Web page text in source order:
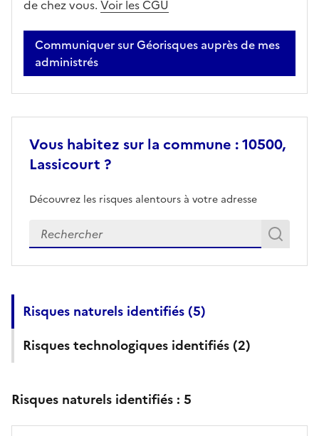
de chez vous. Voir les CGU
Communiquer sur Géorisques auprès de mes
administrés
Vous habitez sur la commune : 10500,
Lassicourt ?
Découvrez les risques alentours à votre adresse
Veuillez renseigner votre adresse exacte
Risques naturels identifiés (5)
Risques technologiques identifiés (2)
Risques naturels identifiés : 5